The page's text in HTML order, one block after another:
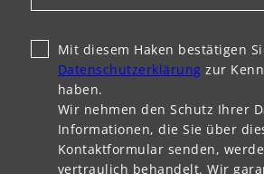
Mit diesem Haken bestätigen
Datenschutzerklärung zur
haben.
Wir nehmen den Schutz Ihrer
Informationen, die Sie über
Kontaktformular senden,
vertraulich behandelt. Wir